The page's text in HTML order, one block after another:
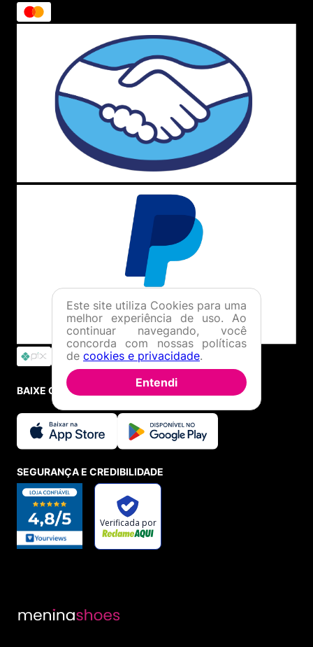
BAIXE O APP
SEGURANÇA E CREDIBILIDADE
Este site utiliza Cookies para uma
melhor experiência de uso. Ao
continuar navegando, você
concorda com nossas políticas
de cookies e privacidade.
Entendi